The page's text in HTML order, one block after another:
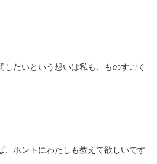
したいという想いは私も、ものすごく
、ホントにわたしも教えて欲しいです